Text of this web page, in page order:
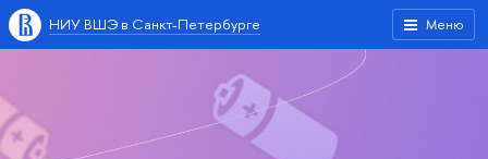
Меню
НИУ ВШЭ в Санкт-Петербурге